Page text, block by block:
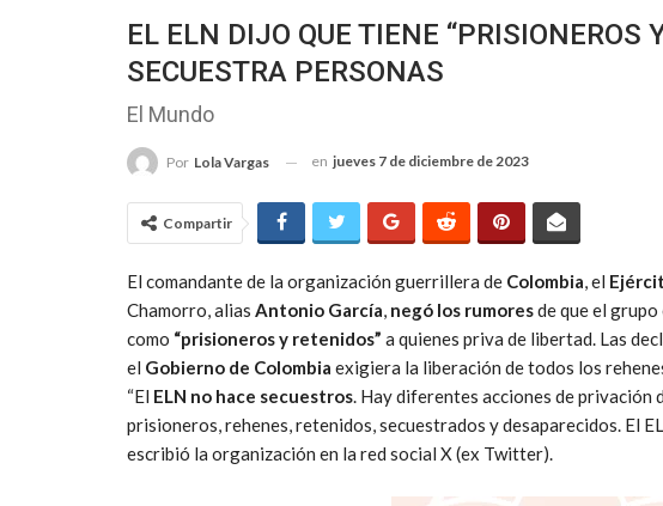
EL ELN DIJO QUE TIENE “PRISIONEROS
SECUESTRA PERSONAS
El Mundo
Por Lola Vargas en jueves 7 de diciembre de 2023
Compartir
El comandante de la organización guerrillera de Colombia, el
Chamorro, alias Antonio García, negó los rumoresde que el
como “prisioneros y retenidos” a quienes priva de libertad. Las
el Gobierno de Colombia exigiera la liberación de todos los
“El ELN no hace secuestros. Hay diferentes acciones de privación
prisioneros, rehenes, retenidos, secuestrados y desaparecidos. El
escribió la organización en la red social X (ex Twitter).